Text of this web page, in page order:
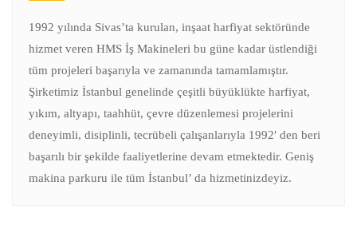
1992 yılında Sivas’ta kurulan, inşaat harfiyat sektöründe
hizmet veren HMS İş Makineleri bu güne kadar üstlendiği
tüm projeleri başarıyla ve zamanında tamamlamıştır.
Şirketimiz İstanbul genelinde çeşitli büyüklükte harfiyat,
yıkım, altyapı, taahhüt, çevre düzenlemesi projelerini
deneyimli, disiplinli, tecrübeli çalışanlarıyla 1992′ den beri
başarılı bir şekilde faaliyetlerine devam etmektedir. Geniş
makina parkuru ile tüm İstanbul’ da hizmetinizdeyiz.